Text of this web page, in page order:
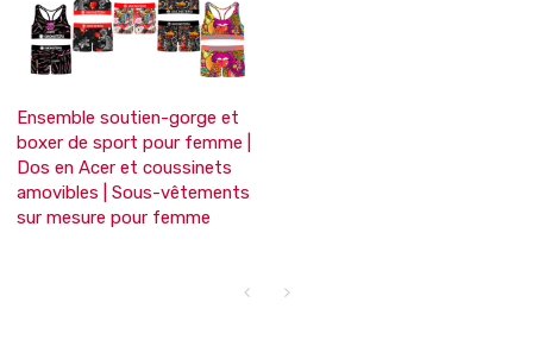
Ensemble soutien-gorge et
boxer de sport pour femme |
Dos en Acer et coussinets
amovibles | Sous-vêtements
sur mesure pour femme